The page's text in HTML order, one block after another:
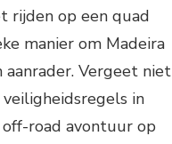
rijden op een quad
manier om Madeira
aanrader. Vergeet niet
in
road avontuur op